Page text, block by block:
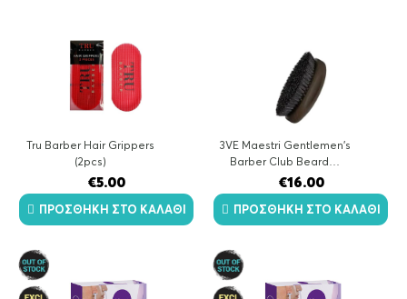
Tru Barber Hair Grippers
(2pcs)
€5.00
ΠΡΟΣΘΉΚΗ ΣΤΟ ΚΑΛΆΘΙ
3VE Maestri Gentlemen's
Barber Club Beard…
€16.00
ΠΡΟΣΘΉΚΗ ΣΤΟ ΚΑΛΆΘΙ